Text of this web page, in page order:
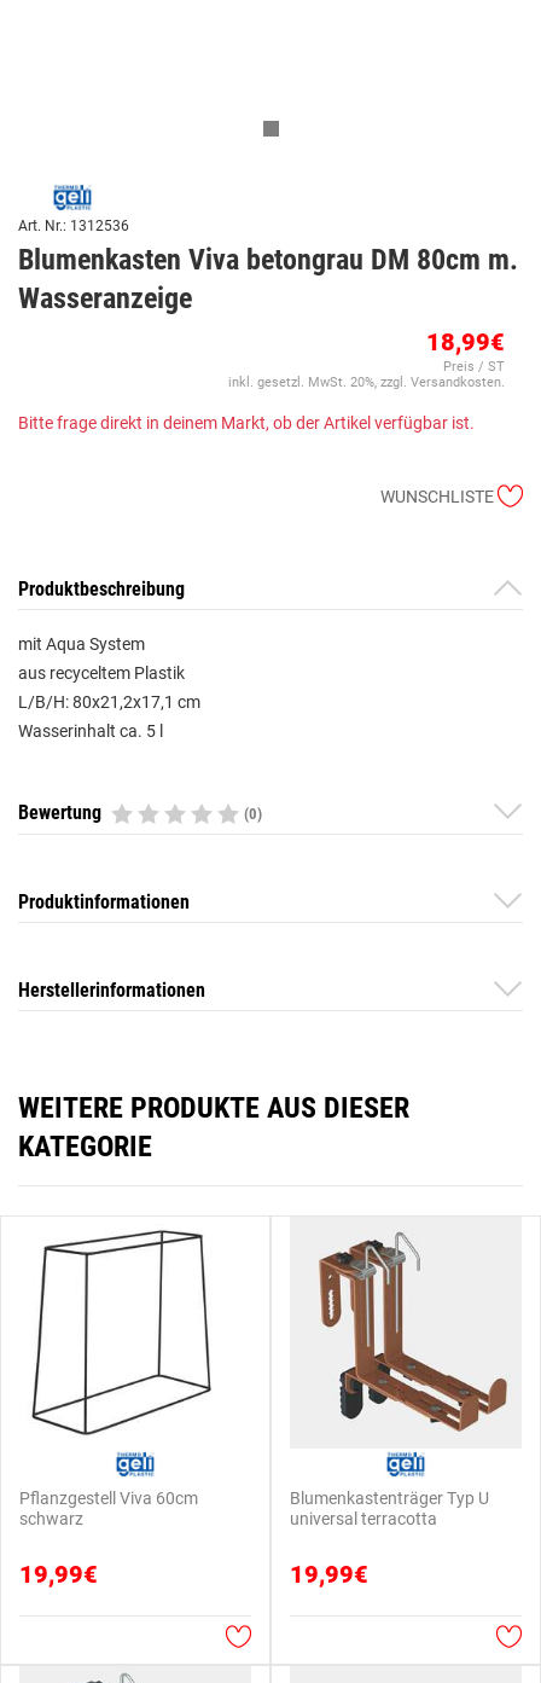
Art. Nr.: 1312536
Blumenkasten Viva betongrau DM 80cm m.
Wasseranzeige
18,99€
Preis / ST
inkl. gesetzl. MwSt. 20%, zzgl. Versandkosten.
Bitte frage direkt in deinem Markt, ob der Artikel verfügbar ist.
WUNSCHLISTE
Produktbeschreibung
mit Aqua System
aus recyceltem Plastik
L/B/H: 80x21,2x17,1 cm
Wasserinhalt ca. 5 l
Bewertung (0)
Produktinformationen
Herstellerinformationen
WEITERE PRODUKTE AUS DIESER
KATEGORIE
Pflanzgestell Viva 60cm
schwarz
19,99€
Blumenkastenträger Typ U
universal terracotta
19,99€